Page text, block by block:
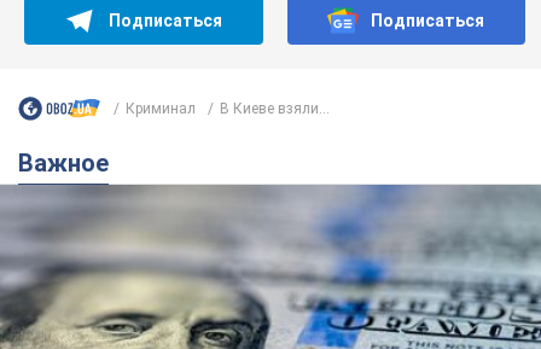
Банки "готовятся" к новому курсу доллара:
украинцам рассказали, чего ожидать в
ближайшие дни
Каким будет курс валюты в обменниках